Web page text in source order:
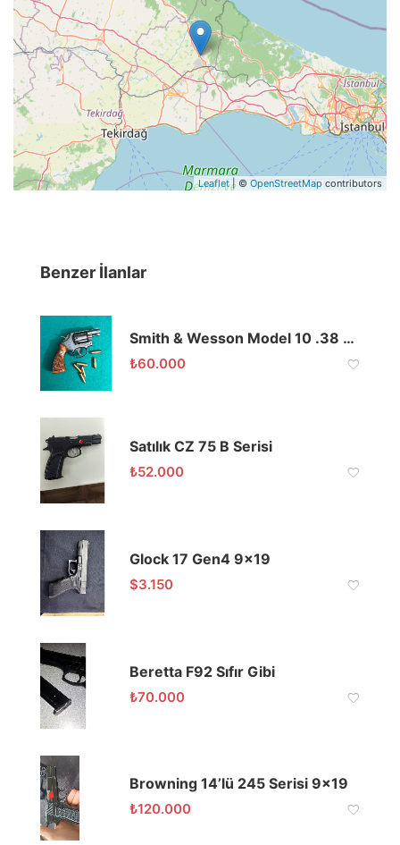
Leaflet| © OpenStreetMap contributors
Benzer İlanlar
Smith & Wesson Model 10 .38 Special Toplu Tabanca Siyah
₺60.000
Satılık CZ 75 B Serisi
₺52.000
Glock 17 Gen4 9×19
$3.150
Beretta F92 Sıfır Gibi
₺70.000
Browning 14’lü 245 Serisi 9×19
₺120.000